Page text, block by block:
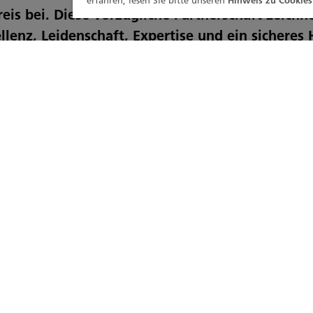
bei. Diese vorzügliche Partnerschaft
Leidenschaft, Expertise und ein sicheres